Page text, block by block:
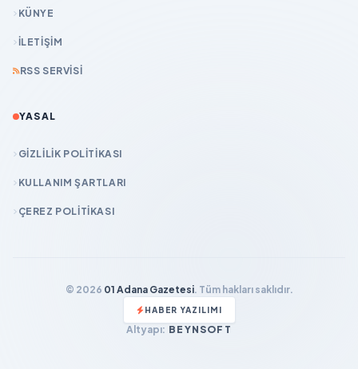
KÜNYE
İLETIŞIM
RSS SERVISI
YASAL
GIZLILIK POLITIKASI
KULLANIM ŞARTLARI
ÇEREZ POLITIKASI
© 2026 01 Adana Gazetesi. Tüm hakları saklıdır.
HABER YAZILIMI
Altyapı: BEYNSOFT